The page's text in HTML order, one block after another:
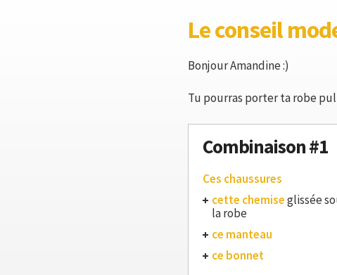
Le conseil
Bonjour Amandine :)
Tu pourras porter ta robe
Combinaison #1
Ces chaussures
cette chemiseglissée
la robe
ce manteau
ce bonnet